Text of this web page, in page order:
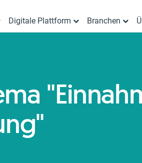
Digitale Plattform Branchen